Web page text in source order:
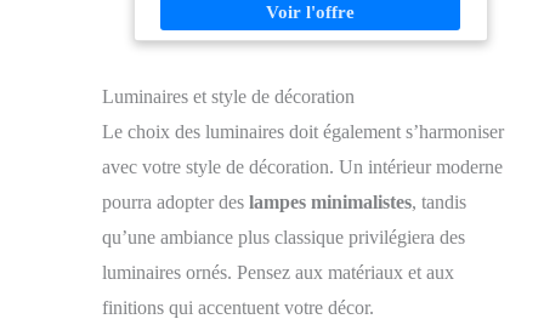
une surface de 5 à 10 m² Plafonnier au design fin: Nos
plafonniers noirs au design bois ultra-fin apporteront
Plafonnier LED: Grâce à la technologie LED avancée
émet 2650 lumens pour seulement 24W, soit
l'équivalent d'une ampoule à incandescence de 200W
chambre, la cuisine et le couloir et est facile à installer
grâce aux instructions fournies
Luminaires et style de décoration
Le choix des luminaires doit également s’harmoniser
avec votre style de décoration. Un intérieur moderne
pourra adopter des lampes minimalistes, tandis
qu’une ambiance plus classique privilégiera des
luminaires ornés. Pensez aux matériaux et aux
finitions qui accentuent votre décor.